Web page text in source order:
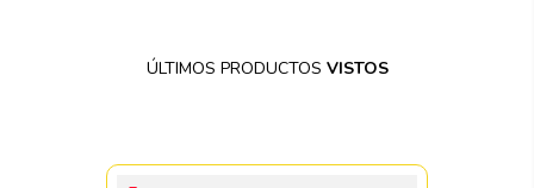
ÚLTIMOS PRODUCTOS VISTOS